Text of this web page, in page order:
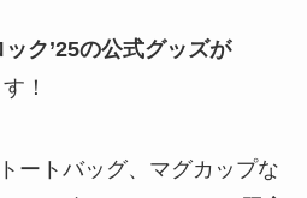
ック’25の公式グッズが
！
ートバッグ、マグカップな